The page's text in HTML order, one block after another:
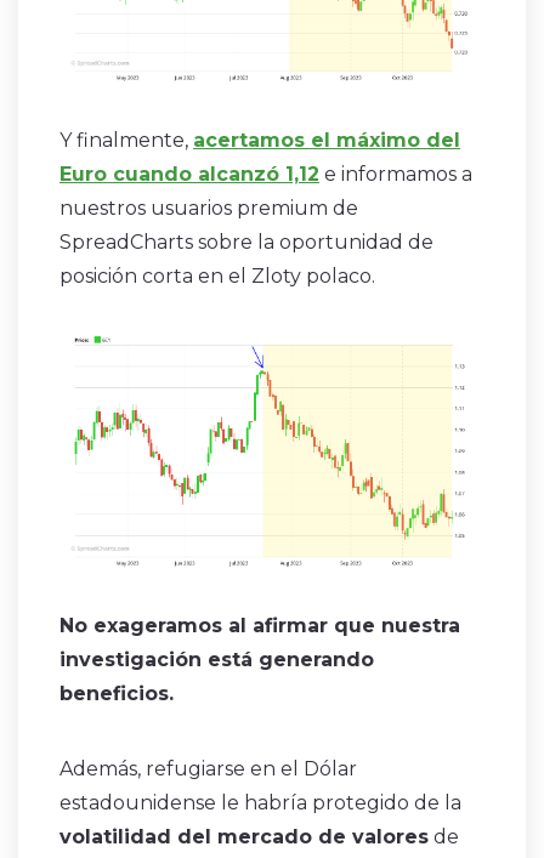
Y finalmente, acertamos el máximo del
Euro cuando alcanzó 1,12 e informamos a
nuestros usuarios premium de
SpreadCharts sobre la oportunidad de
posición corta en el Zloty polaco.
No exageramos al afirmar que nuestra
investigación está generando
beneficios.
Además, refugiarse en el Dólar
estadounidense le habría protegido de la
volatilidad del mercado de valores de